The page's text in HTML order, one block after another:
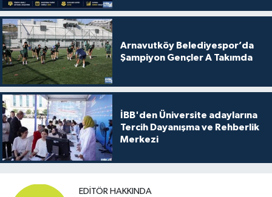
Arnavutköy Belediyespor’da
Şampiyon Gençler A Takımda
İBB'den Üniversite adaylarına
Tercih Dayanışma ve Rehberlik
Merkezi
EDITÖR HAKKINDA